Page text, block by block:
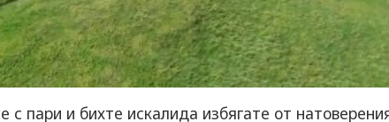
с пари и бихте искалида избягате от